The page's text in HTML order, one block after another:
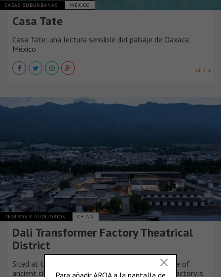
CASAS SUBURBANAS MÉXICO
Casa Tate
Casa Tate: una lectura sensible del paisaje de Oaxaca,
México
VER +
TEATROS Y AUDITORIOS CHINA
Dali Transformer Factory Theatrical
District
Sited at the West-south of Erhai Lake, at the edge of
ancient citadel of Dali, an abandon transformer factory is